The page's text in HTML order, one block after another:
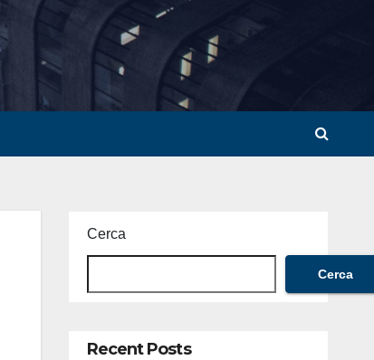
Cerca
Cerca
Recent Posts